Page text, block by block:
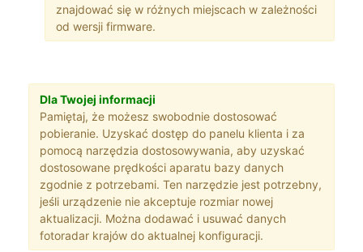
znajdować się w różnych miejscach w zależności
od wersji firmware.
Dla Twojej informacji
Pamiętaj, że możesz swobodnie dostosować
pobieranie. Uzyskać dostęp do panelu klienta i za
pomocą narzędzia dostosowywania, aby uzyskać
dostosowane prędkości aparatu bazy danych
zgodnie z potrzebami. Ten narzędzie jest potrzebny,
jeśli urządzenie nie akceptuje rozmiar nowej
aktualizacji. Można dodawać i usuwać danych
fotoradar krajów do aktualnej konfiguracji.